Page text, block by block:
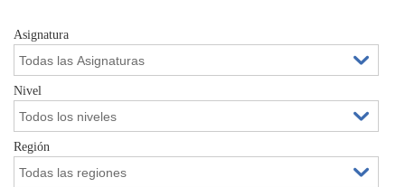
Asignatura
Nivel
Región